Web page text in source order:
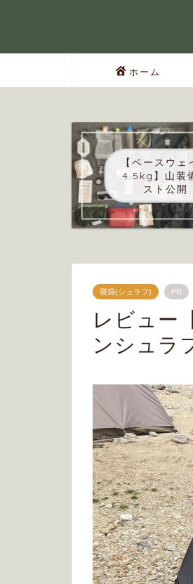
ホーム
【ベースウェ
4.5kg】山装
スト公開
寝袋(シュラフ) PR
レビュー
ンシュラ